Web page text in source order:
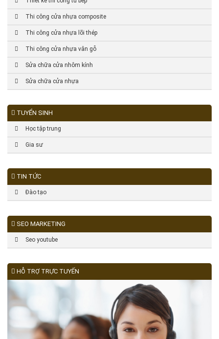
Thi công cửa nhựa composite
Thi công cửa nhựa lõi thép
Thi công cửa nhựa vân gỗ
Sửa chữa cửa nhôm kính
Sửa chữa cửa nhựa
TUYỂN SINH
Học tập trung
Gia sư
TIN TỨC
Đào tạo
SEO MARKETING
Seo youtube
HỖ TRỢ TRỰC TUYẾN